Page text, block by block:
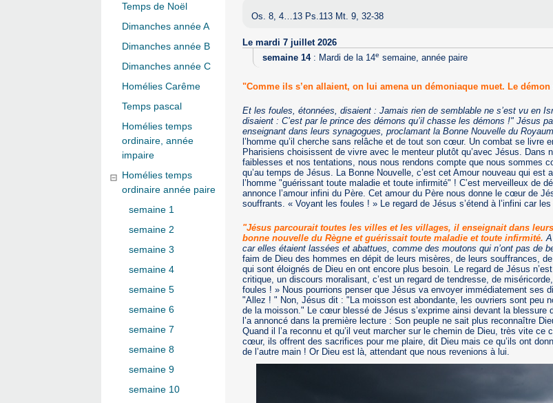
Os. 8, 4…13 Ps.113 Mt. 9, 32-38
Le mardi 7 juillet 2026
semaine 14: Mardi de la 14e semaine, année paire
"Comme ils s’en allaient, on lui amena un démoniaque muet. Le
Et les foules, étonnées, disaient : Jamais rien de semblable ne s’est vu en
disaient : C’est par le prince des démons qu’il chasse les démons !" Jésus
enseignant dans leurs synagogues, proclamant la Bonne Nouvelle du
l’homme qu’il cherche sans relâche et de tout son cœur. Un combat se livre
Pharisiens choisissent de vivre avec le menteur plutôt qu’avec Jésus. Dans
faiblesses et nos tentations, nous nous rendons compte que nous sommes
qu’au temps de Jésus. La Bonne Nouvelle, c’est cet Amour nouveau qui est
l’homme "guérissant toute maladie et toute infirmité" ! C’est merveilleux de
annonce l’amour infini du Père. Cet amour du Père nous donne le cœur de
souffrants. « Voyant les foules ! » Le regard de Jésus s’étend à l’infini car
"Jésus parcourait toutes les villes et les villages, il enseignait dans
bonne nouvelle du Règne et guérissait toute maladie et toute infirmité.
car elles étaient lassées et abattues, comme des moutons qui n’ont pas de
faim de Dieu des hommes en dépit de leurs misères, de leurs souffrances,
qui sont éloignés de Dieu en ont encore plus besoin. Le regard de Jésus
critique, un discours moralisant, c’est un regard de tendresse, de
foules ! » Nous pourrions penser que Jésus va envoyer immédiatement ses
"Allez ! " Non, Jésus dit : "La moisson est abondante, les ouvriers sont peu
de la moisson." Le cœur blessé de Jésus s’exprime ainsi devant la blessure
l’a annoncé dans la première lecture : Son peuple ne sait plus reconnaître
Quand il l’a reconnu et qu’il veut marcher sur le chemin de Dieu, très vite ce
cœur, ils offrent des sacrifices pour me plaire, dit Dieu mais ce qu’ils ont
de l’autre main ! Or Dieu est là, attendant que nous revenions à lui.
Temps de Noël
Dimanches année A
Dimanches année B
Dimanches année C
Homélies Carême
Temps pascal
Homélies temps
ordinaire, année
impaire
Homélies temps
ordinaire année paire
semaine 1
semaine 2
semaine 3
semaine 4
semaine 5
semaine 6
semaine 7
semaine 8
semaine 9
semaine 10